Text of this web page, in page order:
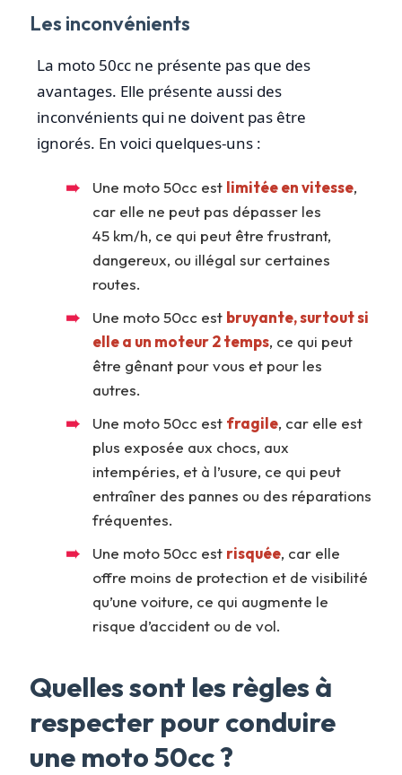
Les inconvénients
La moto 50cc ne présente pas que des
avantages. Elle présente aussi des
inconvénients qui ne doivent pas être
ignorés. En voici quelques-uns :
Une moto 50cc est limitée en vitesse,
car elle ne peut pas dépasser les
45 km/h, ce qui peut être frustrant,
dangereux, ou illégal sur certaines
routes.
Une moto 50cc est bruyante, surtout si
elle a un moteur 2 temps, ce qui peut
être gênant pour vous et pour les
autres.
Une moto 50cc est fragile, car elle est
plus exposée aux chocs, aux
intempéries, et à l’usure, ce qui peut
entraîner des pannes ou des réparations
fréquentes.
Une moto 50cc est risquée, car elle
offre moins de protection et de visibilité
qu’une voiture, ce qui augmente le
risque d’accident ou de vol.
Quelles sont les règles à
respecter pour conduire
une moto 50cc ?